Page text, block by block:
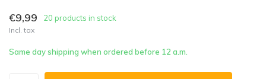
€9,99 20 products in stock
Incl. tax
Same day shipping when ordered before 12 a.m.